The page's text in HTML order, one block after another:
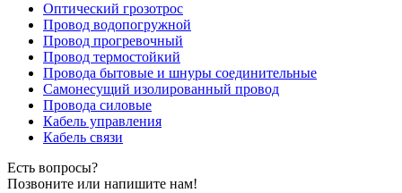
Оптический грозотрос
Провод водопогружной
Провод прогревочный
Провод термостойкий
Провода бытовые и шнуры соединительные
Самонесущий изолированный провод
Провода силовые
Кабель управления
Кабель связи
Есть вопросы?
Позвоните или напишите нам!